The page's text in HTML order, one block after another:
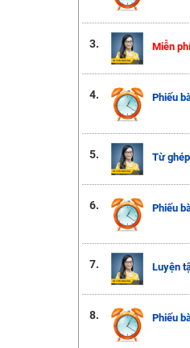
3. Miễn
4. Phiếu
5. Từ
6. Phiếu
7. Luyện
8. Phiếu